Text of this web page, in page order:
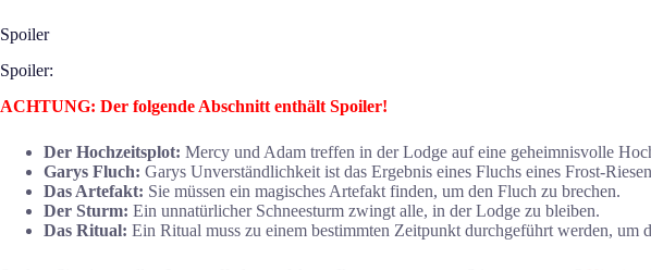
Spoiler
Spoiler:
ACHTUNG: Der folgende Abschnitt enthält Spoiler!
Der Hochzeitsplot: Mercy und Adam treffen in der Lodge auf eine geheimnisvolle
Garys Fluch: Garys Unverständlichkeit ist das Ergebnis eines Fluchs eines Frost-
Das Artefakt: Sie müssen ein magisches Artefakt finden, um den Fluch zu brechen.
Der Sturm: Ein unnatürlicher Schneesturm zwingt alle, in der Lodge zu bleiben.
Das Ritual: Ein Ritual muss zu einem bestimmten Zeitpunkt durchgeführt werden, um